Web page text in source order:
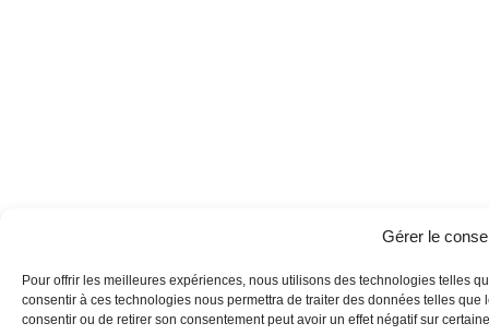
Gérer le
Pour offrir les meilleures expériences, nous utilisons des technologies telles
consentir à ces technologies nous permettra de traiter des données telles
consentir ou de retirer son consentement peut avoir un effet négatif sur